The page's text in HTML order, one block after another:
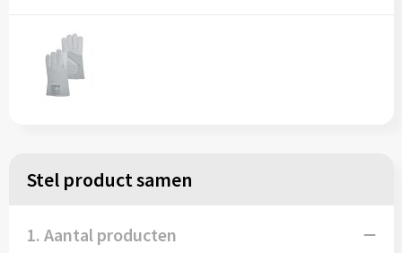
Stel product samen
1. Aantal producten